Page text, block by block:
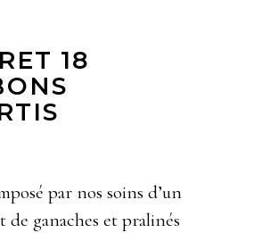
18
par nos soins d’un
de ganaches et pralinés